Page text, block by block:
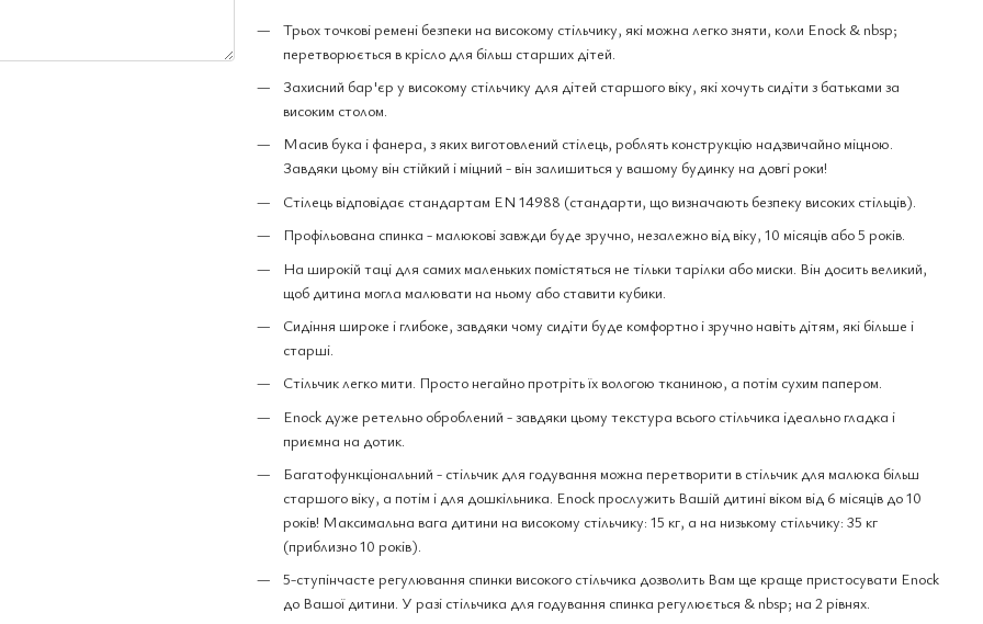
Трьох точкові ремені безпеки на високому стільчику, які можна легко зняти, коли Enock & nbsp;
перетворюється в крісло для більш старших дітей.
Захисний бар'єр у високому стільчику для дітей старшого віку, які хочуть сидіти з батьками за
високим столом.
Масив бука і фанера, з яких виготовлений стілець, роблять конструкцію надзвичайно міцною.
Завдяки цьому він стійкий і міцний - він залишиться у вашому будинку на довгі роки!
Стілець відповідає стандартам EN 14988 (стандарти, що визначають безпеку високих стільців).
Профільована спинка - малюкові завжди буде зручно, незалежно від віку, 10 місяців або 5 років.
На широкій таці для самих маленьких помістяться не тільки тарілки або миски. Він досить великий,
щоб дитина могла малювати на ньому або ставити кубики.
Сидіння широке і глибоке, завдяки чому сидіти буде комфортно і зручно навіть дітям, які більше і
старші.
Стільчик легко мити. Просто негайно протріть їх вологою тканиною, а потім сухим папером.
Enock дуже ретельно оброблений - завдяки цьому текстура всього стільчика ідеально гладка і
приємна на дотик.
Багатофункціональний - стільчик для годування можна перетворити в стільчик для малюка більш
старшого віку, а потім і для дошкільника. Enock прослужить Вашій дитині віком від 6 місяців до 10
років! Максимальна вага дитини на високому стільчику: 15 кг, а на низькому стільчику: 35 кг
(приблизно 10 років).
5-ступінчасте регулювання спинки високого стільчика дозволить Вам ще краще пристосувати Enock
до Вашої дитини. У разі стільчика для годування спинка регулюється & nbsp; на 2 рівнях.